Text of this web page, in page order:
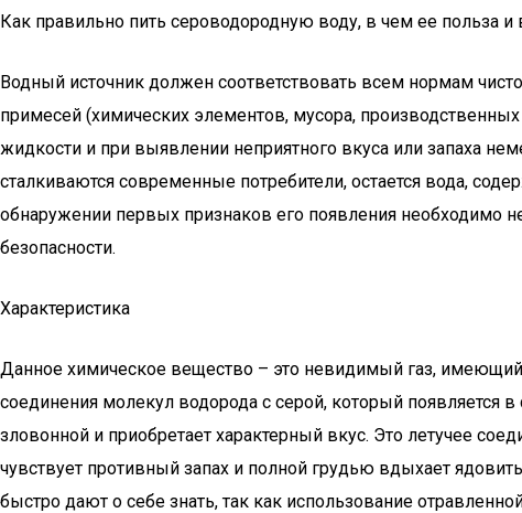
Как правильно пить сероводородную воду, в чем ее польза и
Водный источник должен соответствовать всем нормам
примесей (химических элементов, мусора,
жидкости и при выявлении неприятного вкуса или запаха
сталкиваются современные потребители, остается вода,
обнаружении первых признаков его появления необходимо
безопасности.
Характеристика
Данное химическое вещество – это невидимый газ, имеющий
соединения молекул водорода с серой, который появляется
зловонной и приобретает характерный вкус. Это летучее
чувствует противный запах и полной грудью вдыхает
быстро дают о себе знать, так как использование